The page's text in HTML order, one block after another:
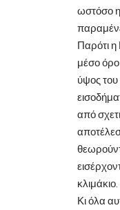
ωστόσο
Παρότι
μέσο
ύψος
από
κλιμάκιο.
Κι όλα